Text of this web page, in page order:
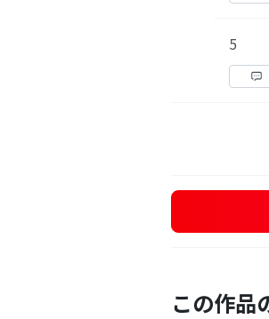
5
この作品